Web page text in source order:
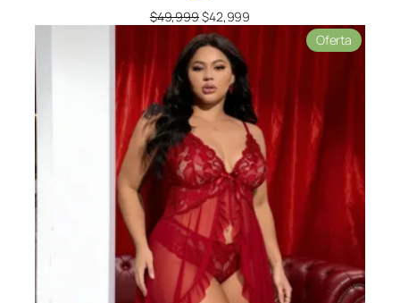
$49,999El
precio
original
era:
$49,999.
$42,999
$42,999.
Oferta
en